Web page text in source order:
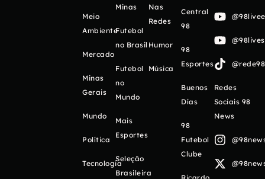
Meio
Ambiente
Mercado
Minas
Gerais
Mundo
Política
Tecnologia
Minas
Futebol
no Brasil
Futebol
no
Mundo
Mais
Esportes
Seleção
Brasileira
Nas
Redes
Humor
Música
Central
98
98
Esportes
Buenos
Días
98
Futebol
Clube
Redes
Sociais 98
News